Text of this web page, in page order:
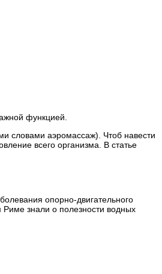
функцией.
словами аэромассаж). Чтоб навести
всего организма. В статье
опорно-двигательного
знали о полезности водных